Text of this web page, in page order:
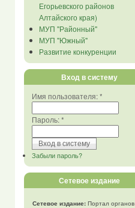
Егорьевского районов
Алтайского края)
МУП "Районный"
МУП "Южный"
Развитие конкуренции
Вход в систему
Имя пользователя:*
Пароль:*
Забыли пароль?
Сетевое издание
Сетевое издание:Портал органов